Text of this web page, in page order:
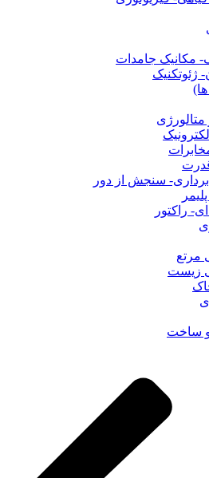
مکانیک جامدات
ژئوتکنیک
سنجش از دور
راکتور
مرتع
زیست
و ساخت